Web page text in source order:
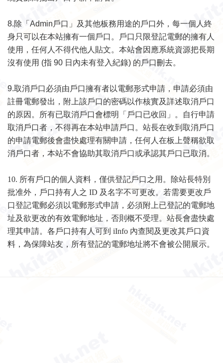
8.除「Admin戶口」及其他板務用途的戶口外，每一個人終
身只可以在本站擁有一個戶口。戶口只限登記電郵的擁有人
使用，任何人不得代他人貼文。本站會因應系統資源把長期
沒有使用 (指 90 日內未有登入紀錄) 的戶口刪去。
9.取消戶口必須由戶口擁有者以電郵形式申請，申請必須由
註冊電郵發出，附上該戶口的密碼以作核實及詳述取消戶口
的原因。所有已取消戶口會標明「戶口已收回」。自行申請
取消戶口者，不得再在本站申請戶口。站長在收到取消戶口
的申請電郵後會盡快處理有關申請，任何人在板上聲稱欲取
消戶口者，本站不會協助其取消戶口或承認其戶口已取消。
10. 所有戶口的個人資料，僅供登記戶口之用。除站長特別
批准外，戶口持有人之 ID 及名字不可更改。若需要更改戶
口登記電郵必須以電郵形式申請，必須附上已登記的電郵地
址及欲更改的有效電郵地址，否則概不受理。站長會盡快處
理其申請。各戶口持有人可到 iInfo 內查閱及更改其戶口資
料，為保障站友，所有登記的電郵地址將不會被公開展示。